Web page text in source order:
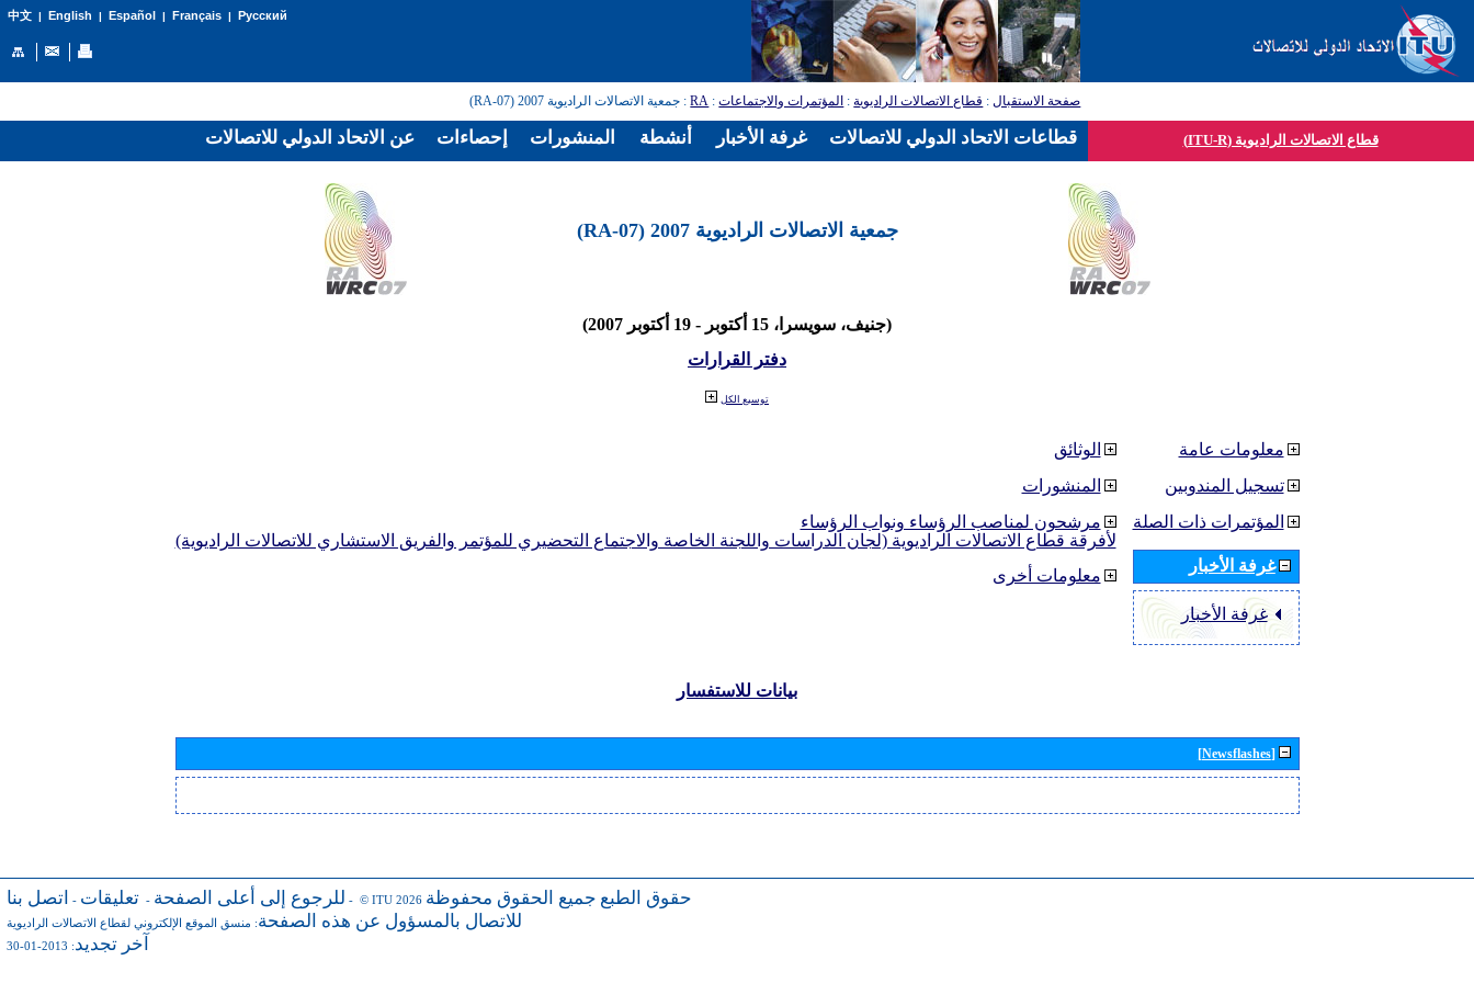
中文| English | Español | Français| Русский
صفحة الاستقبال: قطاع الاتصالات الراديوية: المؤتمرات والاجتماعات:
RA: جمعية الاتصالات الراديوية 2007 (RA-07)
قطاع الاتصالات الراديوية (ITU-R)
جمعية الاتصالات الراديوية 2007 (RA-07)
(جنيف، سويسرا، 15 أكتوبر - 19 أكتوبر 2007)
دفتر القرارات
توسيع الكل
الوثائق
المنشورات
مرشحون لمناصب الرؤساء ونواب الرؤساء
لأفرقة قطاع الاتصالات الراديوية (لجان الدراسات واللجنة الخاصة والاجتماع التحضيري للمؤتمر والفريق الاستشاري للاتصالات الراديوية)
معلومات أخرى
معلومات عامة
تسجيل المندوبين
المؤتمرات ذات الصلة
غرفة الأخبار
غرفة الأخبار
بيانات للاستفسار
[Newsflashes]
للرجوع إلى أعلى الصفحة - تعليقات - اتصل بنا - © ITU 2026 حقوق الطبع جميع الحقوق محفوظة
للاتصال بالمسؤول عن هذه الصفحة: منسق الموقع الإلكتروني لقطاع الاتصالات الراديوية
آخر تجديد: 2013-01-30
عن الاتحاد الدولي للاتصالات إحصاءات المنشورات أنشطة غرفة الأخبار قطاعات الاتحاد الدولي للاتصالات